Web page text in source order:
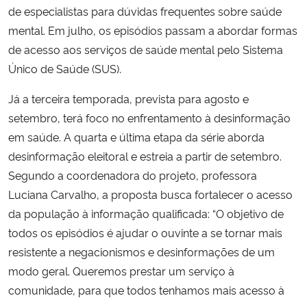
de especialistas para dúvidas frequentes sobre saúde
mental. Em julho, os episódios passam a abordar formas
de acesso aos serviços de saúde mental pelo Sistema
Único de Saúde (SUS).
Já a terceira temporada, prevista para agosto e
setembro, terá foco no enfrentamento à desinformação
em saúde. A quarta e última etapa da série aborda
desinformação eleitoral e estreia a partir de setembro.
Segundo a coordenadora do projeto, professora
Luciana Carvalho, a proposta busca fortalecer o acesso
da população à informação qualificada: “O objetivo de
todos os episódios é ajudar o ouvinte a se tornar mais
resistente a negacionismos e desinformações de um
modo geral. Queremos prestar um serviço à
comunidade, para que todos tenhamos mais acesso à